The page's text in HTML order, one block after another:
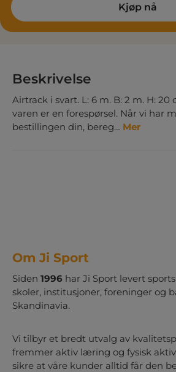
Kjøp nå
Beskrivelse
Airtrack i svart. L: 6 m. B: 2 m. H:
varen er en forespørsel. Når vi har
bestillingen din, bereg… Mer
Om Ji Sport
Siden 1996 har Ji Sport levert
skoler, institusjoner, foreninger og
Skandinavia.
Vi tilbyr et bredt utvalg av
fremmer aktiv læring og fysisk
sikre at våre kunder alltid får den